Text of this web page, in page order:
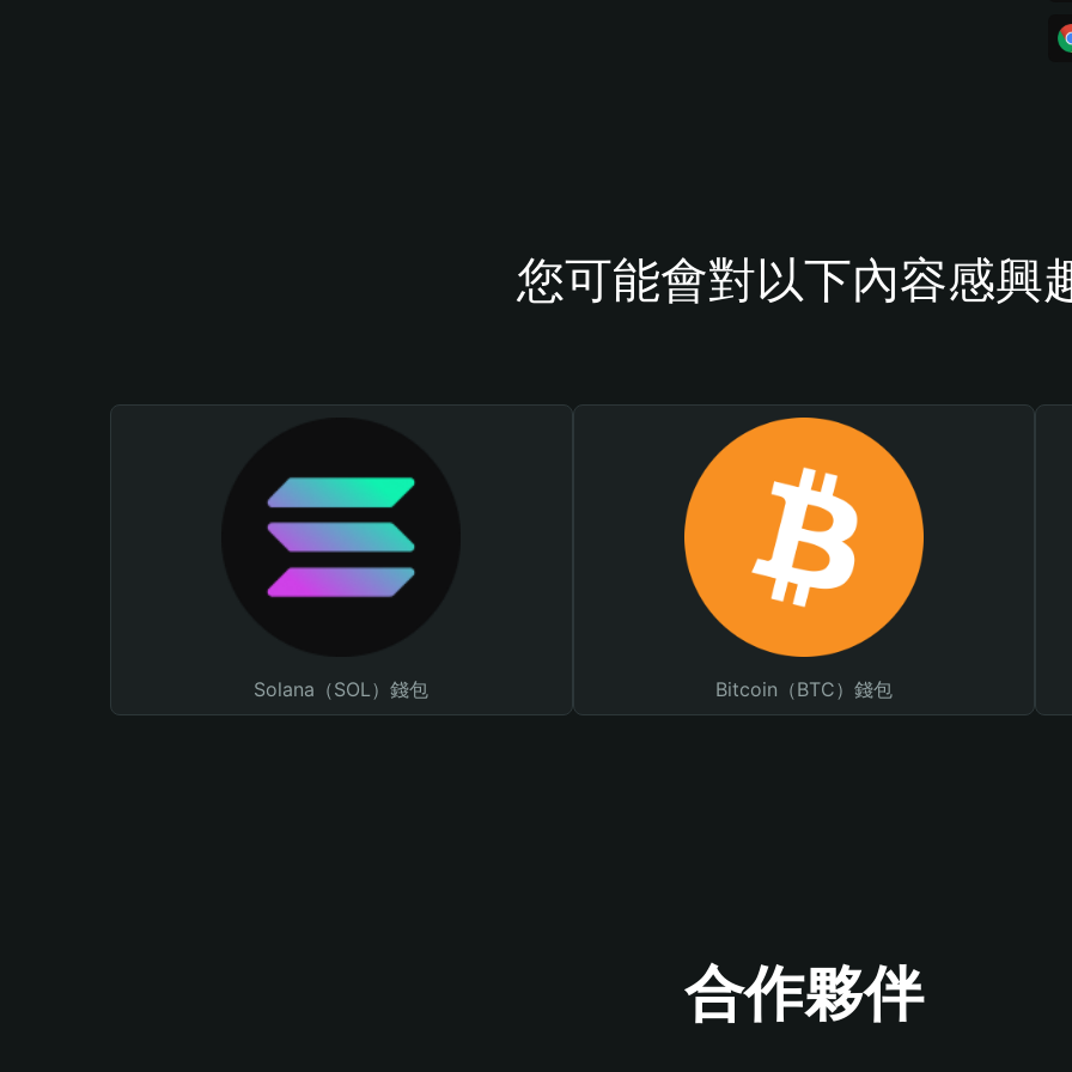
您可能會對以下內容感興
Solana（SOL）錢包 Bitcoin（BTC）錢包
合作夥伴